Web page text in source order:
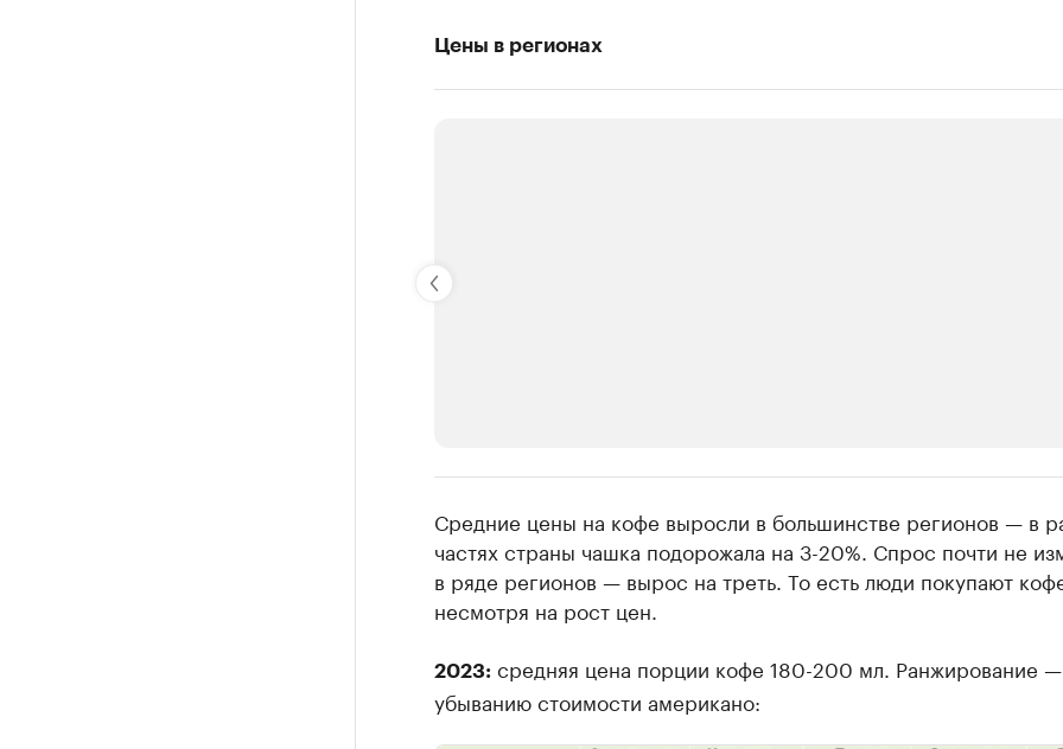
Цены в регионах
Крупные организации в нефтегазовой
Найдите и проверьте данные в каталоге
Средние цены на кофе выросли в большинстве регионов — в
частях страны чашка подорожала на 3-20%. Спрос почти не
в ряде регионов — вырос на треть. То есть люди покупают
несмотря на рост цен.
2023:средняя цена порции кофе 180-200 мл. Ранжирование
убыванию стоимости американо: